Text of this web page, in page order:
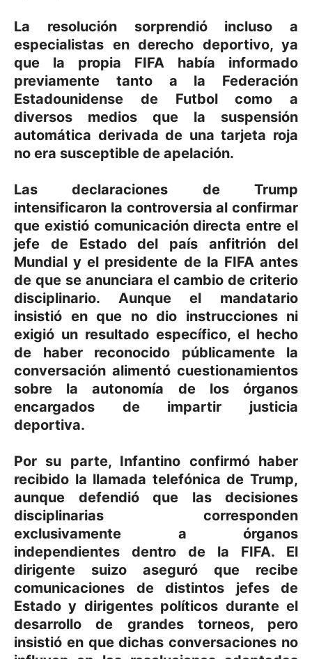
La resolución sorprendió incluso a
especialistas en derecho deportivo, ya
que la propia FIFA había informado
previamente tanto a la Federación
Estadounidense de Futbol como a
diversos medios que la suspensión
automática derivada de una tarjeta roja
no era susceptible de apelación.
Las declaraciones de Trump
intensificaron la controversia al confirmar
que existió comunicación directa entre el
jefe de Estado del país anfitrión del
Mundial y el presidente de la FIFA antes
de que se anunciara el cambio de criterio
disciplinario. Aunque el mandatario
insistió en que no dio instrucciones ni
exigió un resultado específico, el hecho
de haber reconocido públicamente la
conversación alimentó cuestionamientos
sobre la autonomía de los órganos
encargados de impartir justicia
deportiva.
Por su parte, Infantino confirmó haber
recibido la llamada telefónica de Trump,
aunque defendió que las decisiones
disciplinarias corresponden
exclusivamente a órganos
independientes dentro de la FIFA. El
dirigente suizo aseguró que recibe
comunicaciones de distintos jefes de
Estado y dirigentes políticos durante el
desarrollo de grandes torneos, pero
insistió en que dichas conversaciones no